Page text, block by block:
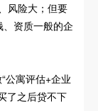
风险大；但要
资质一般的企
公寓评估+企业
了之后贷不下